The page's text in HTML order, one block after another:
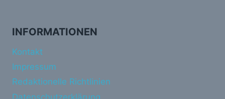
INFORMATIONEN
Kontakt
Impressum
Redaktionelle Richtlinien
Datenschutzerklärung